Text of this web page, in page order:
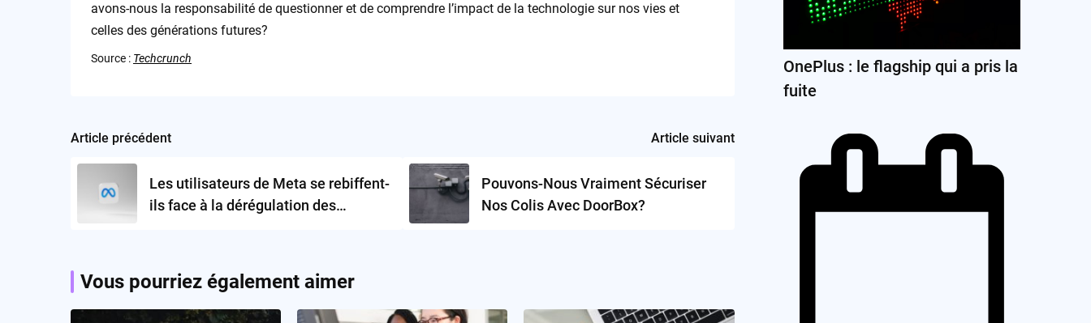
avons-nous la responsabilité de questionner et de comprendre l’impact de la technologie sur nos vies et
celles des générations futures?
Source : Techcrunch
Post
navigation
Article précédent
Les utilisateurs de Meta se rebiffent-
ils face à la dérégulation des
Article suivant
Pouvons-Nous Vraiment Sécuriser
Nos Colis Avec DoorBox?
Vous pourriez également aimer
OnePlus : le flagship qui a pris la
fuite